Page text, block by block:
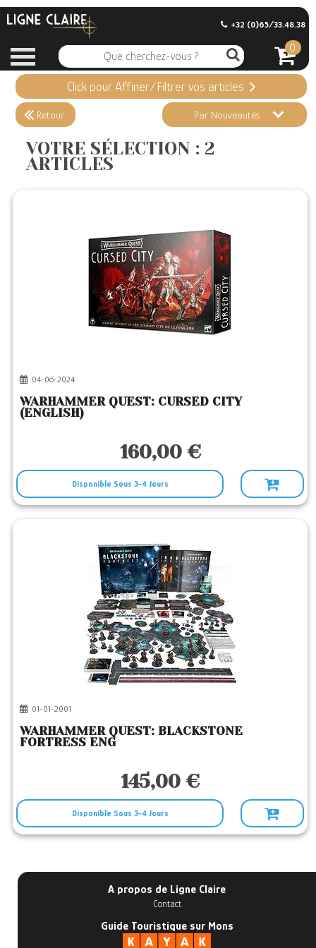
+32 (0)65/33.48.38
0
Appliquer ma Sélection
2 ARTICLES
Effacer vos sélections
Informations
Précommandes
Coups de Coeur
Click pour Affiner/Filtrer vos articles
Retour Par Nouveautés
VOTRE SÉLECTION : 2
ARTICLES
04-06-2024
WARHAMMER QUEST: CURSED CITY
(ENGLISH)
160,00 €
Disponible Sous 3-4 Jours
01-01-2001
WARHAMMER QUEST: BLACKSTONE
FORTRESS ENG
145,00 €
Disponible Sous 3-4 Jours
A propos de Ligne Claire
Contact
Guide Touristique sur Mons